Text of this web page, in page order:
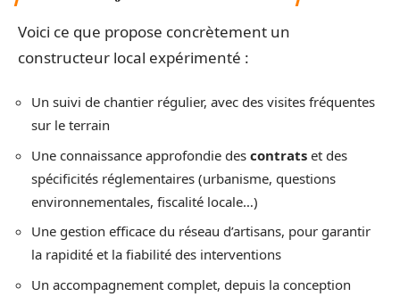
Voici ce que propose concrètement un
constructeur local expérimenté :
Un suivi de chantier régulier, avec des visites fréquentes
sur le terrain
Une connaissance approfondie des contrats et des
spécificités réglementaires (urbanisme, questions
environnementales, fiscalité locale…)
Une gestion efficace du réseau d’artisans, pour garantir
la rapidité et la fiabilité des interventions
Un accompagnement complet, depuis la conception